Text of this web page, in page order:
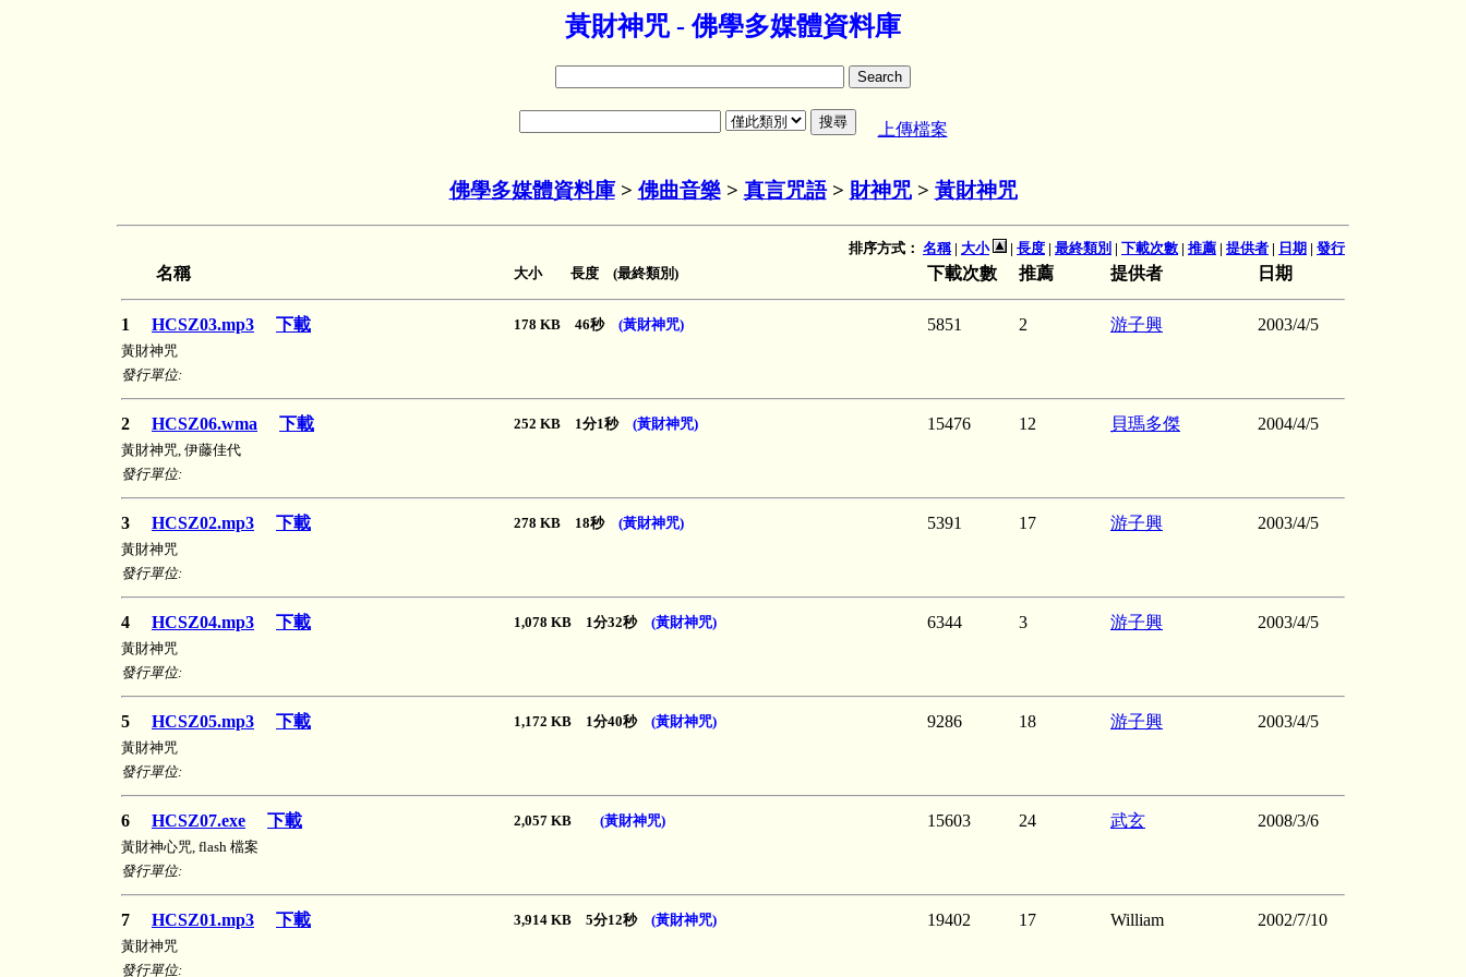
黃財神咒 - 佛學多媒體資料庫
上傳檔案
佛學多媒體資料庫> 佛曲音樂> 真言咒語> 財神咒> 黃財神咒
排序方式： 名稱| 大小 | 長度 | 最終類別 | 下載次數 | 推薦 | 提供者 | 日期 | 發行
名稱 大小 長度 (最終類別) 下載次數 推薦 提供者 日期
1 HCSZ03.mp3 下載 178 KB 46秒 (黃財神咒) 5851 2 游子興 2003/4/5
黃財神咒
發行單位:
2 HCSZ06.wma 下載 252 KB 1分1秒 (黃財神咒) 15476 12 貝瑪多傑 2004/4/5
黃財神咒, 伊藤佳代
發行單位:
3 HCSZ02.mp3 下載 278 KB 18秒 (黃財神咒) 5391 17 游子興 2003/4/5
黃財神咒
發行單位:
4 HCSZ04.mp3 下載 1,078 KB 1分32秒 (黃財神咒) 6344 3 游子興 2003/4/5
黃財神咒
發行單位:
5 HCSZ05.mp3 下載 1,172 KB 1分40秒 (黃財神咒) 9286 18 游子興 2003/4/5
黃財神咒
發行單位:
6 HCSZ07.exe 下載 2,057 KB (黃財神咒) 15603 24 武玄 2008/3/6
黃財神心咒, flash 檔案
發行單位:
7 HCSZ01.mp3 下載 3,914 KB 5分12秒 (黃財神咒) 19402 17 William 2002/7/10
黃財神咒
發行單位: